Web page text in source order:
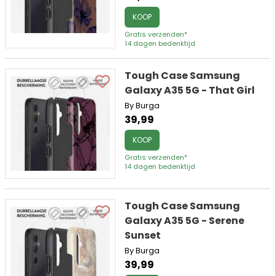
KOOP
Gratis verzenden*
14 dagen bedenktijd
Tough Case Samsung
Galaxy A35 5G - That Girl
By Burga
39,99
KOOP
Gratis verzenden*
14 dagen bedenktijd
Tough Case Samsung
Galaxy A35 5G - Serene
Sunset
By Burga
39,99